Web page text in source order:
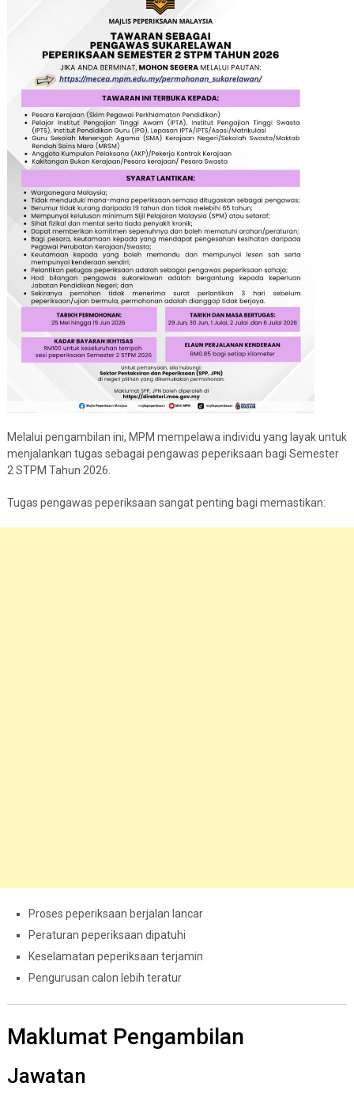
Melalui pengambilan ini, MPM mempelawa individu yang layak untuk
menjalankan tugas sebagai pengawas peperiksaan bagi Semester
2 STPM Tahun 2026.
Tugas pengawas peperiksaan sangat penting bagi memastikan:
Proses peperiksaan berjalan lancar
Peraturan peperiksaan dipatuhi
Keselamatan peperiksaan terjamin
Pengurusan calon lebih teratur
Maklumat Pengambilan
Jawatan